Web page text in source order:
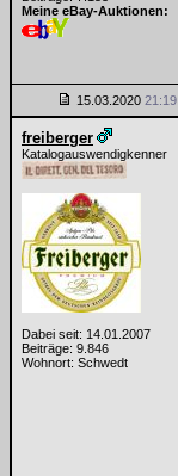
Meine eBay-Auktionen:
15.03.2020 21:19
freiberger
Katalogauswendigkenner
Dabei seit: 14.01.2007
Beiträge: 9.846
Wohnort: Schwedt